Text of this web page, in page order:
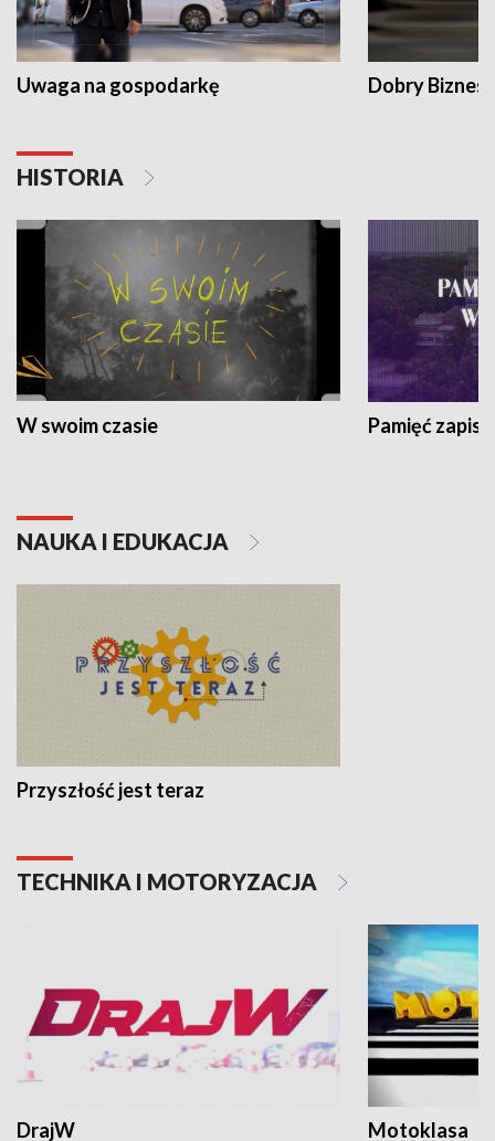
Uwaga na gospodarkę Dobry Biznes
HISTORIA
W swoim czasie Pamięć
NAUKA I EDUKACJA
Przyszłość jest teraz
TECHNIKA I MOTORYZACJA
DrajW Motoklasa